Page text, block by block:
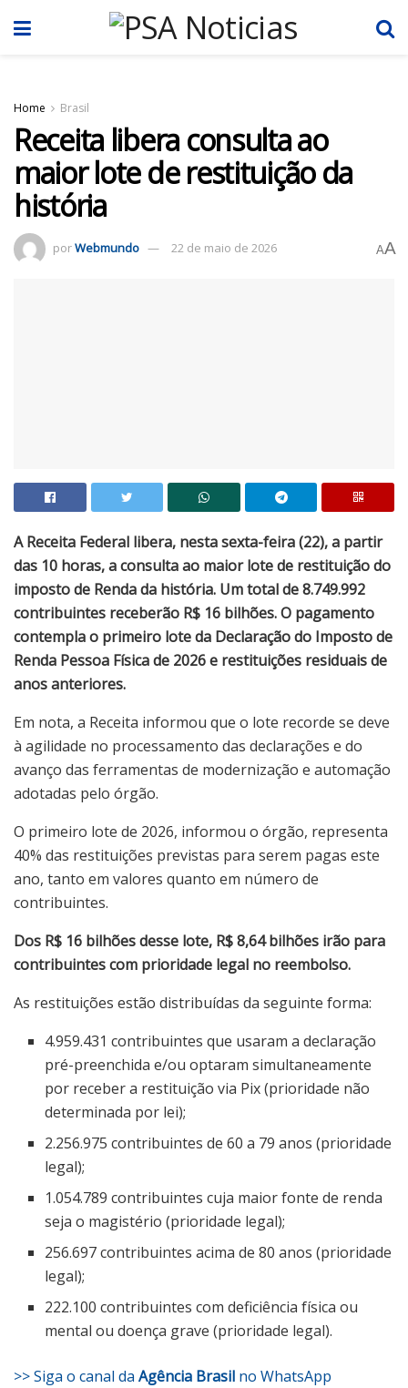
Home Brasil
Receita libera consulta ao
maior lote de restituição da
história
porWebmundo 22 de maio de 2026 AA
A Receita Federal libera, nesta sexta-feira (22), a partir
das 10 horas, a consulta ao maior lote de restituição do
imposto de Renda da história. Um total de 8.749.992
contribuintes receberão R$ 16 bilhões. O pagamento
contempla o primeiro lote da Declaração do Imposto de
Renda Pessoa Física de 2026 e restituições residuais de
anos anteriores.
Em nota, a Receita informou que o lote recorde se deve
à agilidade no processamento das declarações e do
avanço das ferramentas de modernização e automação
adotadas pelo órgão.
O primeiro lote de 2026, informou o órgão, representa
40% das restituições previstas para serem pagas este
ano, tanto em valores quanto em número de
contribuintes.
Dos R$ 16 bilhões desse lote, R$ 8,64 bilhões irão para
contribuintes com prioridade legal no reembolso.
As restituições estão distribuídas da seguinte forma:
4.959.431 contribuintes que usaram a declaração
pré-preenchida e/ou optaram simultaneamente
por receber a restituição via Pix (prioridade não
determinada por lei);
2.256.975 contribuintes de 60 a 79 anos (prioridade
legal);
1.054.789 contribuintes cuja maior fonte de renda
seja o magistério (prioridade legal);
256.697 contribuintes acima de 80 anos (prioridade
legal);
222.100 contribuintes com deficiência física ou
mental ou doença grave (prioridade legal).
>> Siga o canal da Agência Brasil no WhatsApp